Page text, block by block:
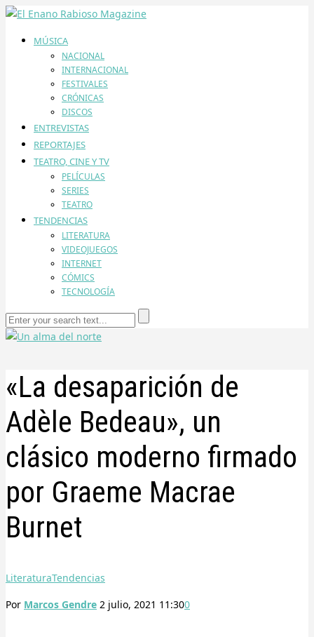
MÚSICA
NACIONAL
INTERNACIONAL
FESTIVALES
CRÓNICAS
DISCOS
ENTREVISTAS
REPORTAJES
TEATRO, CINE Y TV
PELÍCULAS
SERIES
TEATRO
TENDENCIAS
LITERATURA
VIDEOJUEGOS
INTERNET
CÓMICS
TECNOLOGÍA
«La desaparición de
Adèle Bedeau», un
clásico moderno firmado
por Graeme Macrae
Burnet
LiteraturaTendencias
Por Marcos Gendre 2 julio, 2021 11:300